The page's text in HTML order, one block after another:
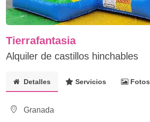
Tierrafantasia
Alquiler de castillos hinchables
Detalles Servicios Fotos
Granada